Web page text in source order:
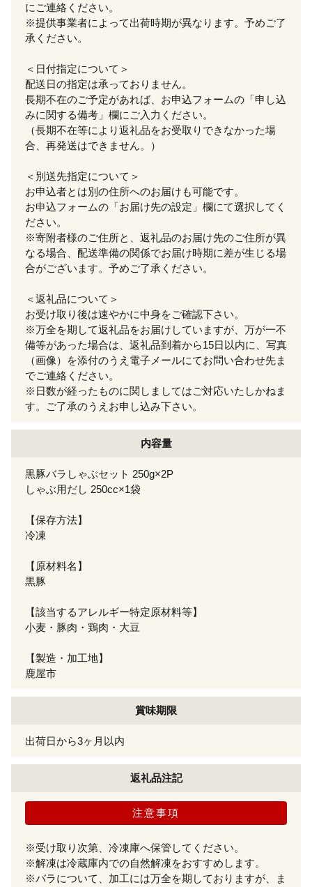
にご連絡ください。
※提供事業者によって出荷時期が異なります。予めご了
承ください。
＜日付指定について＞
配送日の指定は承っておりません。
長期不在のご予定があれば、お申込フォームの「申し込
みに関する備考」欄にご入力ください。
（長期不在等により返礼品をお受取りできなかった場
合、再発送はできません。）
＜別送先指定について＞
お申込者とは別の住所へのお届けも可能です。
お申込フォームの「お届け先の設定」欄にて選択してく
ださい。
※寄附者様のご住所と、返礼品のお届け先のご住所が異
なる場合、配送準備の関係でお届け時期に差が生じる場
合がございます。予めご了承ください。
＜返礼品について＞
お受け取り後は速やかに中身をご確認下さい。
※万全を期して返礼品をお届けしていますが、万が一不
備等があった場合は、返礼品到着から15日以内に、写真
（画像）を添付のうえ電子メールにてお問い合わせ先ま
でご連絡ください。
※日数が経ったものに関しましてはご対応いたしかねま
す。ご了承のうえお申し込み下さい。
内容量
黒豚バラしゃぶセット 250g×2P
しゃぶ用だし 250cc×1袋
【保存方法】
冷凍
【原材料名】
黒豚
【該当するアレルギー特定原材料等】
小麦・豚肉・鶏肉・大豆
【製造・加工地】
鹿屋市
賞味期限
出荷日から3ヶ月以内
返礼品注記
注意事項
※受け取り次第、冷凍庫へ保管してください。
※解凍は冷蔵庫内での自然解凍をおすすめします。
※バラについて、加工には万全を期しておりますが、ま